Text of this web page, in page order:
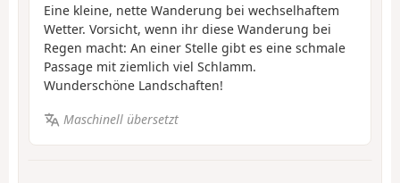
Eine kleine, nette Wanderung bei wechselhaftem
Wetter. Vorsicht, wenn ihr diese Wanderung bei
Regen macht: An einer Stelle gibt es eine schmale
Passage mit ziemlich viel Schlamm.
Wunderschöne Landschaften!
Maschinell übersetzt